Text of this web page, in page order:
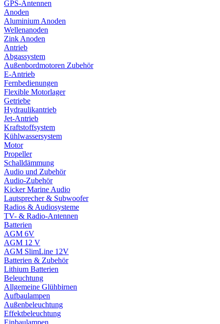
GPS-Antennen
Anoden
Aluminium Anoden
Wellenanoden
Zink Anoden
Antrieb
Abgassystem
Außenbordmotoren Zubehör
E-Antrieb
Fernbedienungen
Flexible Motorlager
Getriebe
Hydraulikantrieb
Jet-Antrieb
Kraftstoffsystem
Kühlwassersystem
Motor
Propeller
Schalldämmung
Audio und Zubehör
Audio-Zubehör
Kicker Marine Audio
Lautsprecher & Subwoofer
Radios & Audiosysteme
TV- & Radio-Antennen
Batterien
AGM 6V
AGM 12 V
AGM SlimLine 12V
Batterien & Zubehör
Lithium Batterien
Beleuchtung
Allgemeine Glühbirnen
Aufbaulampen
Außenbeleuchtung
Effektbeleuchtung
Einbaulampen